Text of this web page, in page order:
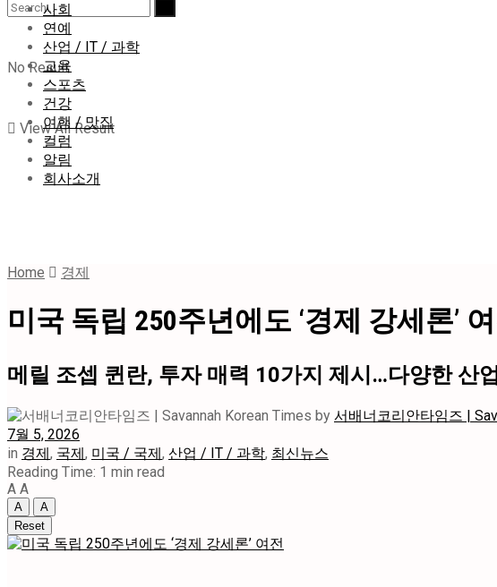
No Result
View All Result
사회
연예
산업 / IT / 과학
교육
스포츠
건강
여행 / 맛집
컬럼
알림
회사소개
Home 경제
미국 독립 250주년에도 ‘경제 강세론’
메릴 조셉 퀸란, 투자 매력 10가지 제시…다양한 산
by 서배너코리안타임즈 |
7월 5, 2026
in 경제, 국제, 미국 / 국제, 산업 / IT / 과학, 최신뉴스
Reading Time: 1 min read
A A
A
A
Reset